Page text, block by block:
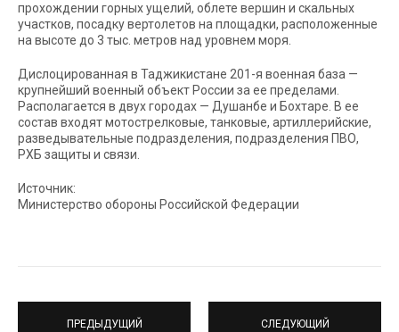
прохождении горных ущелий, облете вершин и скальных
участков, посадку вертолетов на площадки, расположенные
на высоте до 3 тыс. метров над уровнем моря.
Дислоцированная в Таджикистане 201-я военная база —
крупнейший военный объект России за ее пределами.
Располагается в двух городах — Душанбе и Бохтаре. В ее
состав входят мотострелковые, танковые, артиллерийские,
разведывательные подразделения, подразделения ПВО,
РХБ защиты и связи.
Источник:
Министерство обороны Российской Федерации
ПРЕДЫДУЩИЙ СЛЕДУЮЩИЙ